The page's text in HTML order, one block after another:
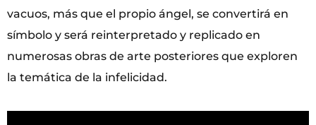
vacuos, más que el propio ángel, se convertirá en
símbolo y será reinterpretado y replicado en
numerosas obras de arte posteriores que exploren
la temática de la infelicidad.